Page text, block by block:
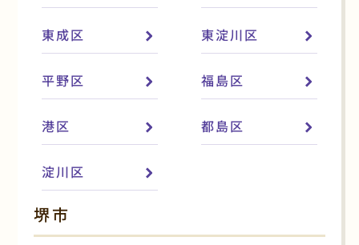
東成区 東淀川区
平野区 福島区
港区 都島区
淀川区
堺市